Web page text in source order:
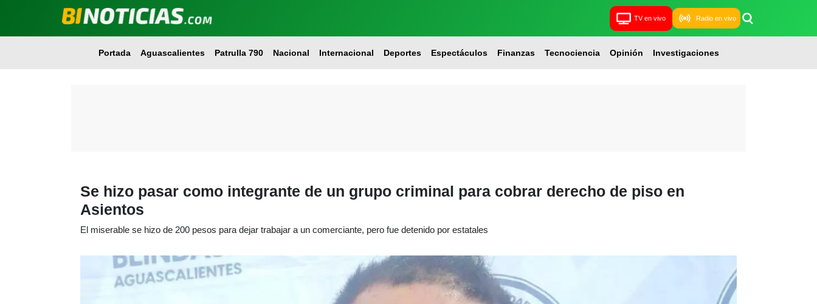
TV en vivo Radio en vivo
Portada Aguascalientes Patrulla 790 Nacional Internacional Deportes Espectáculos Finanzas Tecnociencia Opinión Investigaciones
Se hizo pasar como integrante de un grupo criminal para cobrar derecho de piso en
Asientos
El miserable se hizo de 200 pesos para dejar trabajar a un comerciante, pero fue detenido por estatales